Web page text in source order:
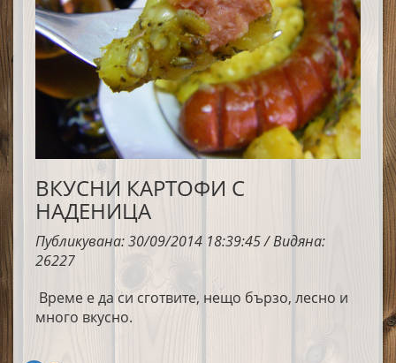
ВКУСНИ КАРТОФИ С
НАДЕНИЦА
Публикувана: 30/09/2014 18:39:45 / Видяна:
26227
Време е да си сготвите, нещо бързо, лесно и
много вкусно.